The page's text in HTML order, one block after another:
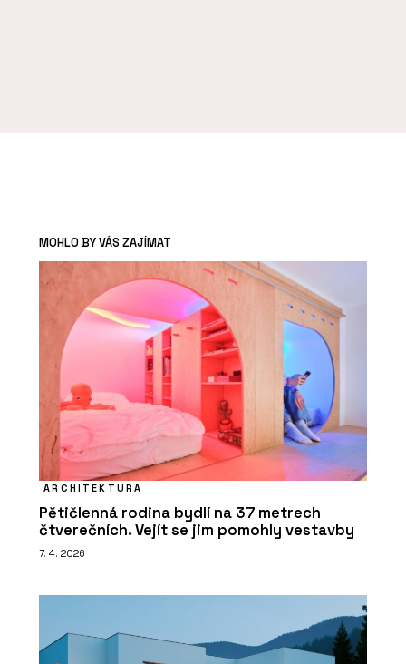
MOHLO BY VÁS ZAJÍMAT
ARCHITEKTURA
Pětičlenná rodina bydlí na 37 metrech
čtverečních. Vejít se jim pomohly vestavby
7. 4. 2026